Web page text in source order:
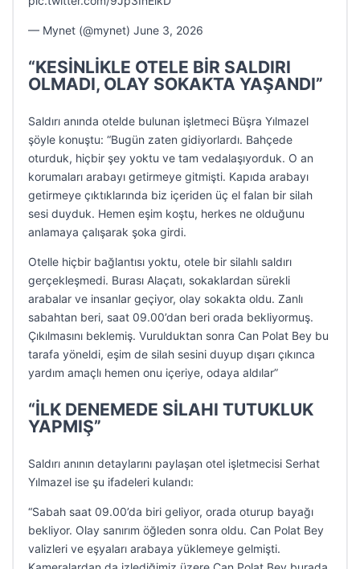
— Mynet (@mynet) June 3, 2026
“KESİNLİKLE OTELE BİR SALDIRI
OLMADI, OLAY SOKAKTA YAŞANDI”
Saldırı anında otelde bulunan işletmeci Büşra Yılmazel
şöyle konuştu: “Bugün zaten gidiyorlardı. Bahçede
oturduk, hiçbir şey yoktu ve tam vedalaşıyorduk. O an
korumaları arabayı getirmeye gitmişti. Kapıda arabayı
getirmeye çıktıklarında biz içeriden üç el falan bir silah
sesi duyduk. Hemen eşim koştu, herkes ne olduğunu
anlamaya çalışarak şoka girdi.
Otelle hiçbir bağlantısı yoktu, otele bir silahlı saldırı
gerçekleşmedi. Burası Alaçatı, sokaklardan sürekli
arabalar ve insanlar geçiyor, olay sokakta oldu. Zanlı
sabahtan beri, saat 09.00’dan beri orada bekliyormuş.
Çıkılmasını beklemiş. Vurulduktan sonra Can Polat Bey bu
tarafa yöneldi, eşim de silah sesini duyup dışarı çıkınca
yardım amaçlı hemen onu içeriye, odaya aldılar”
“İLK DENEMEDE SİLAHI TUTUKLUK
YAPMIŞ”
Saldırı anının detaylarını paylaşan otel işletmecisi Serhat
Yılmazel ise şu ifadeleri kulandı:
“Sabah saat 09.00’da biri geliyor, orada oturup bayağı
bekliyor. Olay sanırım öğleden sonra oldu. Can Polat Bey
valizleri ve eşyaları arabaya yüklemeye gelmişti.